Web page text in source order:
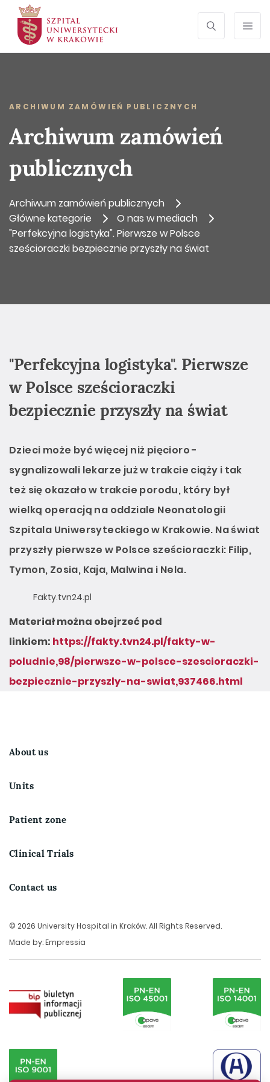
Otwórz
SEARCH
ARCHIWUM ZAMÓWIEŃ PUBLICZNYCH
Archiwum zamówień
publicznych
Archiwum zamówień publicznych
Główne kategorie
O nas w mediach
"Perfekcyjna logistyka". Pierwsze w Polsce
sześcioraczki bezpiecznie przyszły na świat
"Perfekcyjna logistyka". Pierwsze
w Polsce sześcioraczki
bezpiecznie przyszły na świat
Dzieci może być więcej niż pięcioro -
sygnalizowali lekarze już w trakcie ciąży i tak
też się okazało w trakcie porodu, który był
wielką operacją na oddziale Neonatologii
Szpitala Uniwersyteckiego w Krakowie. Na świat
przyszły pierwsze w Polsce sześcioraczki: Filip,
Tymon, Zosia, Kaja, Malwina i Nela.
Fakty.tvn24.pl
Materiał można obejrzeć pod
linkiem: https://fakty.tvn24.pl/fakty-w-
poludnie,98/pierwsze-w-polsce-szescioraczki-
bezpiecznie-przyszly-na-swiat,937466.html
About us
Units
Patient zone
Clinical Trials
Contact us
© 2026 University Hospital in Kraków. All Rights Reserved.
Made by:Empressia